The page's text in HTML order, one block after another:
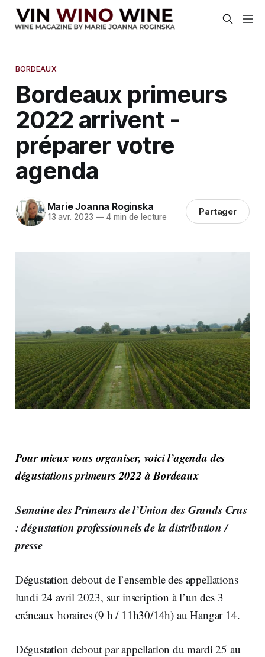
BORDEAUX
Bordeaux primeurs
2022 arrivent -
préparer votre
agenda
Marie Joanna Roginska
13 avr. 2023 —4 min de lecture Partager
Pour mieux vous organiser, voici l’agenda des
dégustations primeurs 2022 à Bordeaux
Semaine des Primeurs de l’Union des Grands Crus
: dégustation professionnels de la distribution /
presse
Dégustation debout de l’ensemble des appellations
lundi 24 avril 2023, sur inscription à l’un des 3
créneaux horaires (9 h / 11h30/14h) au Hangar 14.
Dégustation debout par appellation du mardi 25 au